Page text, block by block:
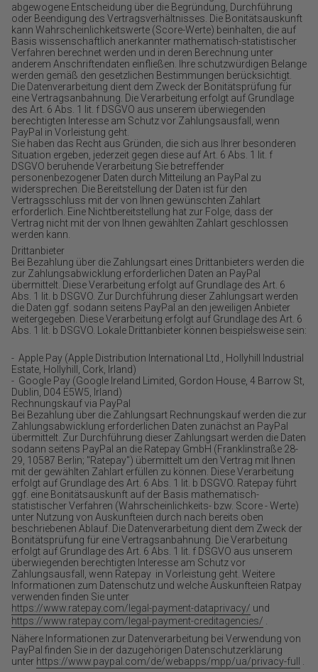
abgewogene Entscheidung über die Begründung, Durchführung
oder Beendigung des Vertragsverhältnisses. Die Bonitätsauskunft
kann Wahrscheinlichkeitswerte (Score-Werte) beinhalten, die auf
Basis wissenschaftlich anerkannter mathematisch-statistischer
Verfahren berechnet werden und in deren Berechnung unter
anderem Anschriftendaten einfließen. Ihre schutzwürdigen Belange
werden gemäß den gesetzlichen Bestimmungen berücksichtigt.
Die Datenverarbeitung dient dem Zweck der Bonitätsprüfung für
eine Vertragsanbahnung. Die Verarbeitung erfolgt auf Grundlage
des Art. 6 Abs. 1 lit. f DSGVO aus unserem überwiegenden
berechtigten Interesse am Schutz vor Zahlungsausfall, wenn
PayPal in Vorleistung geht.
Sie haben das Recht aus Gründen, die sich aus Ihrer besonderen
Situation ergeben, jederzeit gegen diese auf Art. 6 Abs. 1 lit. f
DSGVO beruhende Verarbeitung Sie betreffender
personenbezogener Daten durch Mitteilung an PayPal zu
widersprechen. Die Bereitstellung der Daten ist für den
Vertragsschluss mit der von Ihnen gewünschten Zahlart
erforderlich. Eine Nichtbereitstellung hat zur Folge, dass der
Vertrag nicht mit der von Ihnen gewählten Zahlart geschlossen
werden kann.
Drittanbieter
Bei Bezahlung über die Zahlungsart eines Drittanbieters werden die
zur Zahlungsabwicklung erforderlichen Daten an PayPal
übermittelt. Diese Verarbeitung erfolgt auf Grundlage des Art. 6
Abs. 1 lit. b DSGVO. Zur Durchführung dieser Zahlungsart werden
die Daten ggf. sodann seitens PayPal an den jeweiligen Anbieter
weitergegeben. Diese Verarbeitung erfolgt auf Grundlage des Art. 6
Abs. 1 lit. b DSGVO. Lokale Drittanbieter können beispielsweise sein:
- Apple Pay (Apple Distribution International Ltd., Hollyhill Industrial
Estate, Hollyhill, Cork, Irland)
- Google Pay (Google Ireland Limited, Gordon House, 4 Barrow St,
Dublin, D04 E5W5, Irland)
Rechnungskauf via PayPal
Bei Bezahlung über die Zahlungsart Rechnungskauf werden die zur
Zahlungsabwicklung erforderlichen Daten zunächst an PayPal
übermittelt. Zur Durchführung dieser Zahlungsart werden die Daten
sodann seitens PayPal an die Ratepay GmbH (Franklinstraße 28-
29, 10587 Berlin; "Ratepay") übermittelt um den Vertrag mit Ihnen
mit der gewählten Zahlart erfüllen zu können. Diese Verarbeitung
erfolgt auf Grundlage des Art. 6 Abs. 1 lit. b DSGVO. Ratepay führt
ggf. eine Bonitätsauskunft auf der Basis mathematisch-
statistischer Verfahren (Wahrscheinlichkeits- bzw. Score - Werte)
unter Nutzung von Auskunfteien durch nach bereits oben
beschriebenen Ablauf. Die Datenverarbeitung dient dem Zweck der
Bonitätsprüfung für eine Vertragsanbahnung. Die Verarbeitung
erfolgt auf Grundlage des Art. 6 Abs. 1 lit. f DSGVO aus unserem
überwiegenden berechtigten Interesse am Schutz vor
Zahlungsausfall, wenn Ratepay in Vorleistung geht. Weitere
Informationen zum Datenschutz und welche Auskunfteien Ratpay
verwenden finden Sie unter
https://www.ratepay.com/legal-payment-dataprivacy/ und
https://www.ratepay.com/legal-payment-creditagencies/
Nähere Informationen zur Datenverarbeitung bei Verwendung von
PayPal finden Sie in der dazugehörigen Datenschutzerklärung
unter https://www.paypal.com/de/webapps/mpp/ua/privacy-full